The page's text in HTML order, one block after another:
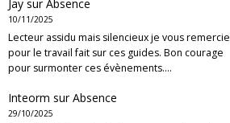
Jay surAbsence
10/11/2025
Lecteur assidu mais silencieux je vous remercie
pour le travail fait sur ces guides. Bon courage
pour surmonter ces évènements.…
Inteorm surAbsence
29/10/2025